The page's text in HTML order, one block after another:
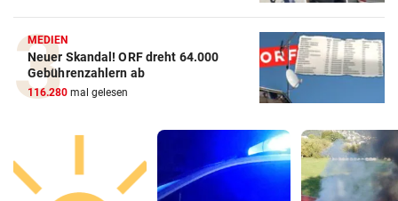
MEDIEN
Neuer Skandal! ORF dreht 64.000
Gebührenzahlern ab
116.280 mal gelesen